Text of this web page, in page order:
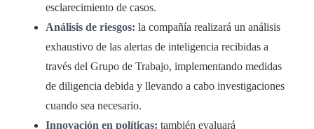
esclarecimiento de casos.
Análisis de riesgos: la compañía realizará un análisis
exhaustivo de las alertas de inteligencia recibidas a
través del Grupo de Trabajo, implementando medidas
de diligencia debida y llevando a cabo investigaciones
cuando sea necesario.
Innovación en políticas: también evaluará